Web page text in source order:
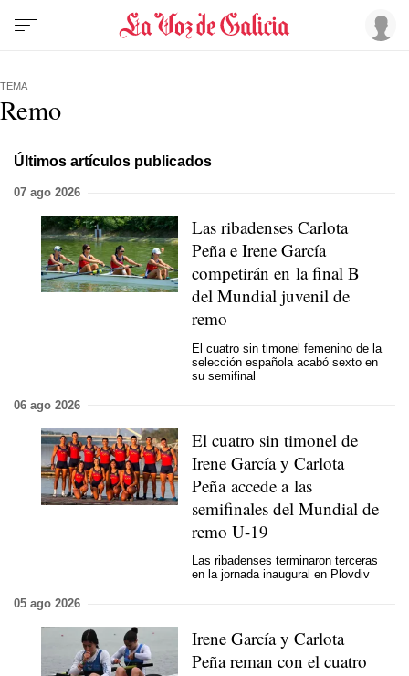
TEMA
Remo
Últimos artículos publicados
07 ago 2026
Las ribadenses Carlota
Peña e Irene García
competirán en la final B
del Mundial juvenil de
remo
El cuatro sin timonel femenino de la
selección española acabó sexto en
su semifinal
06 ago 2026
El cuatro sin timonel de
Irene García y Carlota
Peña accede a las
semifinales del Mundial de
remo U-19
Las ribadenses terminaron terceras
en la jornada inaugural en Plovdiv
05 ago 2026
Irene García y Carlota
Peña reman con el cuatro